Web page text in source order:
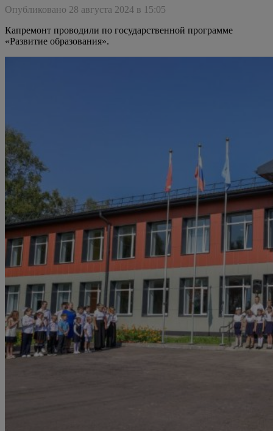
Опубликовано 28 августа 2024 в 15:05
Капремонт проводили по государственной программе
«Развитие образования».